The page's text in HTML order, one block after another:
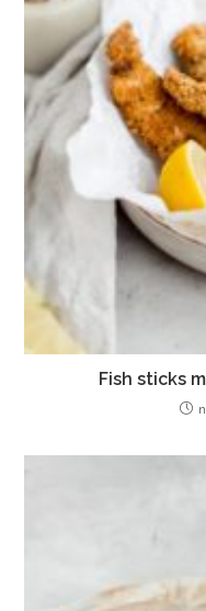
Fish sticks